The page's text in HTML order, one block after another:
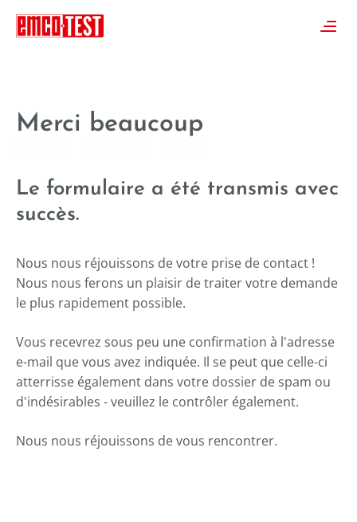
----
----
≡
Merci beaucoup
Le formulaire a été transmis avec
succès.
Nous nous réjouissons de votre prise de contact !
Nous nous ferons un plaisir de traiter votre demande
le plus rapidement possible.
Vous recevrez sous peu une confirmation à l'adresse
e-mail que vous avez indiquée. Il se peut que celle-ci
atterrisse également dans votre dossier de spam ou
d'indésirables - veuillez le contrôler également.
Nous nous réjouissons de vous rencontrer.